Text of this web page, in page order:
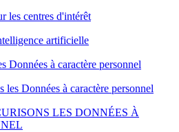
les centres d'intérêt
artificielle
Données à caractère personnel
Données à caractère personnel
LES DONNÉES À